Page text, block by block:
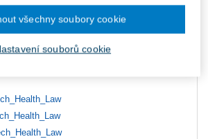
Vložit do košíku
Ceny jsou včetně DPH
souborů cookie
všechny soubory cookie